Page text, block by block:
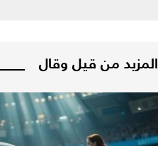
المزيد من قيل وقال